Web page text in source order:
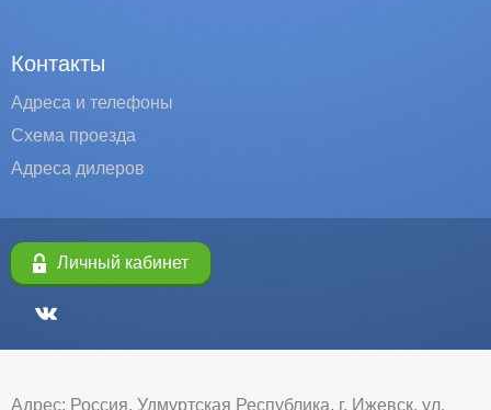
Контакты
Адреса и телефоны
Схема проезда
Адреса дилеров
Личный кабинет
Адрес: Россия, Удмуртская Республика, г. Ижевск, ул.